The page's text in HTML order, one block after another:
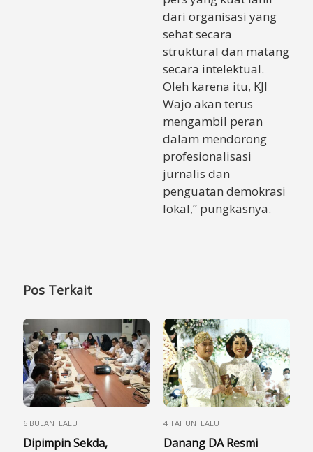
dari organisasi yang
sehat secara
struktural dan matang
secara intelektual.
Oleh karena itu, KJI
Wajo akan terus
mengambil peran
dalam mendorong
profesionalisasi
jurnalis dan
penguatan demokrasi
lokal,” pungkasnya.
Pos Terkait
6 BULAN LALU
Dipimpin Sekda,
4 TAHUN LALU
Danang DA Resmi